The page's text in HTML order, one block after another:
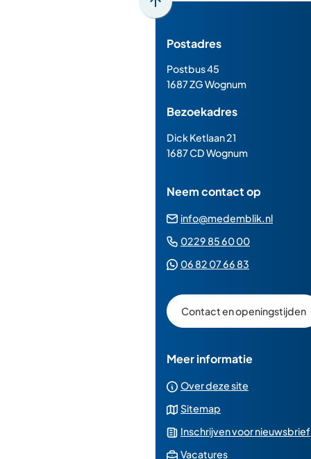
Scroll
boven
het
van
de
paginainhoud
Postadres
Postbus 45
1687 ZG Wognum
Bezoekadres
Dick Ketlaan 21
1687 CD Wognum
Neem contact op
info@medemblik.nl
0229 85 60 00(Verwijst
06 82 07 66 83
een
Whatsapp
Contact en openingstijden
Meer informatie
Over deze site
Sitemap
Inschrijven voor nieuwsbrief
Vacatures(Verwijst